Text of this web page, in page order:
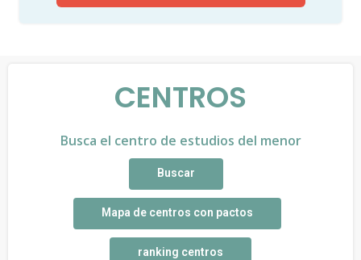
CENTROS
Busca el centro de estudios del menor
Buscar
Mapa de centros con pactos
ranking centros